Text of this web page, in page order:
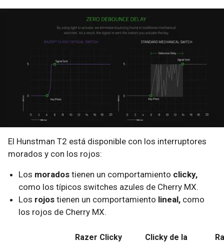
El Hunstman T2 está disponible con los interruptores
morados y con los rojos:
Los morados tienen un comportamiento clicky,
como los típicos switches azules de Cherry MX.
Los rojos tienen un comportamiento lineal, como
los rojos de Cherry MX.
Razer Clicky
Clicky de la